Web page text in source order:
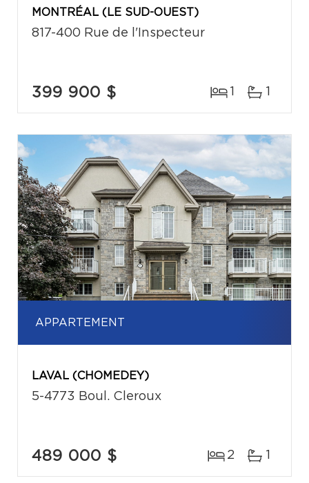
MONTRÉAL (LE SUD-OUEST)
817-400 Rue de l'Inspecteur
399 900 $ 1 1
APPARTEMENT
LAVAL (CHOMEDEY)
5-4773 Boul. Cleroux
489 000 $ 2 1